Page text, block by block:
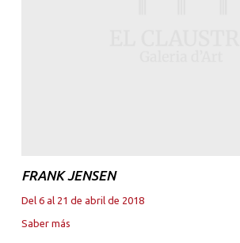
FRANK JENSEN
Del 6 al 21 de abril de 2018
Saber más